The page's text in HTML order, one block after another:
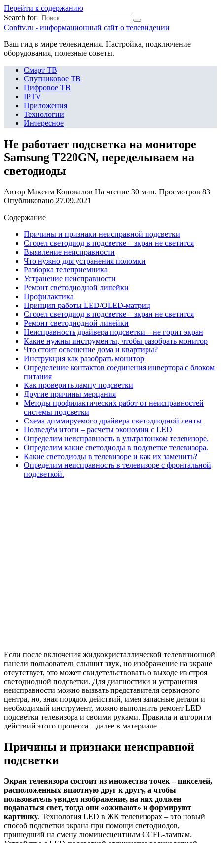
Перейти к содержанию
Search for:
Сonftv.ru - информационный сайт о телевидении
Ваш гид в мире телевидения. Настройка, подключение
оборудования, полезные советы.
Смарт ТВ
Спутниковое ТВ
Цифровое ТВ
IPTV
Приложения
Технологии
Интересное
Не работает подсветка на мониторе
Samsung T220GN, переделываем на
светодиоды
Автор Максим Коновалов На чтение 30 мин. Просмотров 83
Опубликовано 27.09.2021
Содержание
Причины и признаки неисправной подсветки
Сгорел светодиод в подсветке – зкран не светится
Выявление неисправности
Что нужно для устранения поломки
Разборка телеприемника
Устранение неисправности
Ремонт светодиодной линейки
Профилактика
Принцип работы LED/OLED-матриц
Сгорел светодиод в подсветке – зкран не светится
Ремонт светодиодной линейки
Неисправность драйвера подсветки – не горит экран
Какие нужны инструменты, чтобы разобрать монитор
Что стоит освещение дома и квартиры?
Инструкция как разобрать монитор
Определение контактов соединения инвертора с блоком
питания
Как проверить лампу подсветки
Другие причины мерцания
Методы профилактических работ от неисправностей
системы подсветки
Схема диммируемого драйвера светодиодной ленты
Подведём итоги – расчеты экономии с LED
Определим неисправность в ультратонком телевизоре.
Определим какие светодиоды в подсветке телевизора.
Какие светодиоды в телевизоре и как их заменить?
Определим неисправность в телевизоре с фронтальной
подсветкой.
Если после включения жидкокристаллической телевизионной
панели пользователь слышит звук, но изображение на экране
отсутствует, это может свидетельствовать о выходе из строя
светодиодной подсветки. Для диагностики и устранения
неисправности можно вызвать представителя сервисного
центра, но, зная порядок действий, имея запасные детали и
необходимый инструмент, можно выполнить ремонт LED
подсветки телевизора и своими руками. Правила и алгоритм
действий этого процесса – далее в материале.
Причины и признаки неисправной
подсветки
Экран телевизора состоит из множества точек – пикселей,
расположенных вплотную друг к другу, а чтобы
пользователь увидел изображение, на них должен
подаваться свет, тогда они «оживают» и формируют
картинку. Технология LED в ЖК телевизорах – это новый
способ подсветки экрана при помощи светодиодов,
пришедший на смену люминесцентным CCFL-лампам.